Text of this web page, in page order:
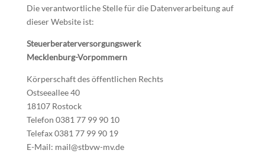
Die verantwortliche Stelle für die Datenverarbeitung auf
dieser Website ist:
Steuerberaterversorgungswerk
Mecklenburg-Vorpommern
Körperschaft des öffentlichen Rechts
Ostseeallee 40
18107 Rostock
Telefon 0381 77 99 90 10
Telefax 0381 77 99 90 19
E-Mail: mail@stbvw-mv.de